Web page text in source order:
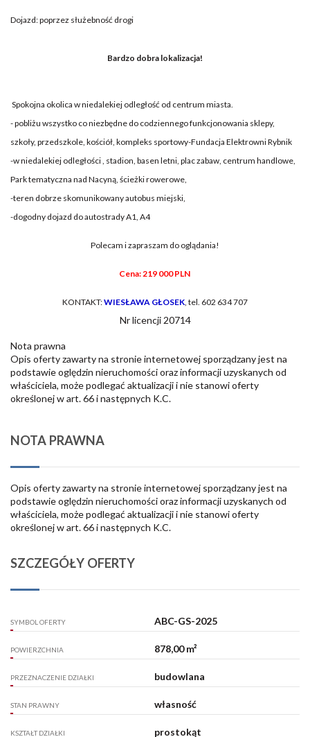
Dojazd: poprzez służebność drogi
Bardzo dobra lokalizacja!
Spokojna okolica w niedalekiej odległość od centrum miasta.
- pobliżu wszystko co niezbędne do codziennego funkcjonowania sklepy,
szkoły, przedszkole, kościół, kompleks sportowy-Fundacja Elektrowni Rybnik
-w niedalekiej odległości , stadion, basen letni, plac zabaw, centrum handlowe,
Park tematyczna nad Nacyną, ścieżki rowerowe,
-teren dobrze skomunikowany autobus miejski,
-dogodny dojazd do autostrady A1, A4
Polecam i zapraszam do oglądania!
Cena: 219 000 PLN
KONTAKT:WIESŁAWA GŁOSEK, tel. 602 634 707
Nr licencji 20714
Nota prawna
Opis oferty zawarty na stronie internetowej sporządzany jest na
podstawie oględzin nieruchomości oraz informacji uzyskanych od
właściciela, może podlegać aktualizacji i nie stanowi oferty
określonej w art. 66 i następnych K.C.
NOTA PRAWNA
Opis oferty zawarty na stronie internetowej sporządzany jest na
podstawie oględzin nieruchomości oraz informacji uzyskanych od
właściciela, może podlegać aktualizacji i nie stanowi oferty
określonej w art. 66 i następnych K.C.
SZCZEGÓŁY OFERTY
SYMBOL OFERTY ABC-GS-2025
POWIERZCHNIA 878,00 m²
PRZEZNACZENIE DZIAŁKI budowlana
STAN PRAWNY własność
KSZTAŁT DZIAŁKI prostokąt